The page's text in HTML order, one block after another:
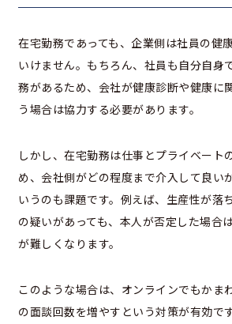
在宅勤務であっても、企業側は社員の健
いけません。もちろん、社員も自分自身
務があるため、会社が健康診断や健康に
う場合は協力する必要があります。
しかし、在宅勤務は仕事とプライベート
め、会社側がどの程度まで介入して良い
いうのも課題です。例えば、生産性が落
の疑いがあっても、本人が否定した場合
が難しくなります。
このような場合は、オンラインでもかま
の面談回数を増やすという対策が有効で